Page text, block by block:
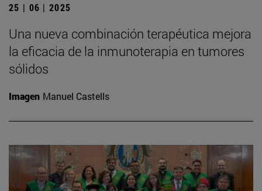
25 | 06 | 2025
Una nueva combinación terapéutica mejora
la eficacia de la inmunoterapia en tumores
sólidos
Imagen Manuel Castells